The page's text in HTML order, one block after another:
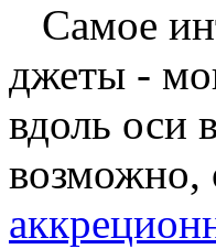
Самое
джеты -
вдоль оси